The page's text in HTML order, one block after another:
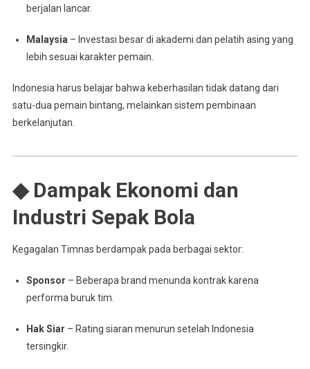
berjalan lancar.
Malaysia– Investasi besar di akademi dan pelatih asing yang
lebih sesuai karakter pemain.
Indonesia harus belajar bahwa keberhasilan tidak datang dari
satu-dua pemain bintang, melainkan sistem pembinaan
berkelanjutan.
◆ Dampak Ekonomi dan
Industri Sepak Bola
Kegagalan Timnas berdampak pada berbagai sektor:
Sponsor – Beberapa brand menunda kontrak karena
performa buruk tim.
Hak Siar – Rating siaran menurun setelah Indonesia
tersingkir.